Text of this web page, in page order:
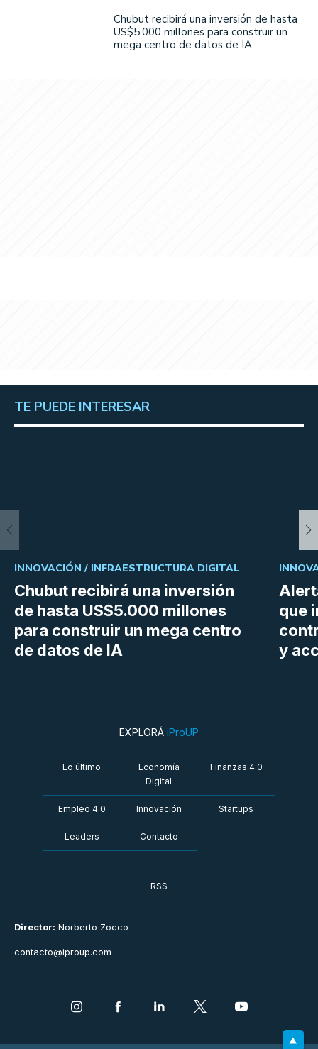
Chubut recibirá una inversión de hasta
US$5.000 millones para construir un
mega centro de datos de IA
TE PUEDE INTERESAR
Chubut recibirá una inversión
de hasta US$5.000 millones
para construir un mega centro
de datos de IA
INNOVACIÓN / INFRAESTRUCTURA DIGITAL
que
y
Director: Norberto Zocco
contacto@iproup.com
EXPLORÁ iProUP
Lo último
Economía
Digital
Finanzas 4.0
Empleo 4.0 Innovación Startups
Leaders Contacto
RSS